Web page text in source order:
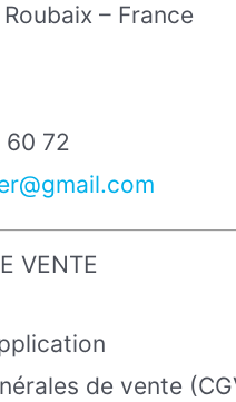
– France
60 72
VENTE
de vente